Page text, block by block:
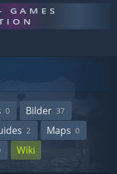
GAMES
0 Bilder 37
2 Maps 0
Wiki